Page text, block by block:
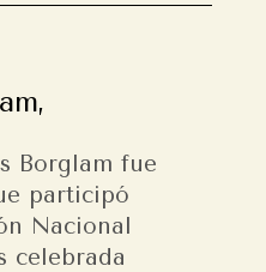
Borglam fue
participó
Nacional
celebrada